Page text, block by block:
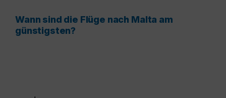
Wann sind die Flüge nach Malta am
günstigsten?